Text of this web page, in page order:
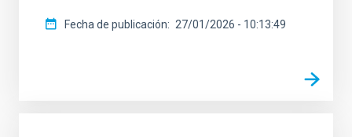
Fecha de publicación 27/01/2026 - 10:13:49